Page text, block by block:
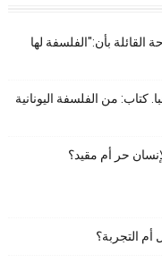
بأن:"الفلسفة لها
من الفلسفة اليونانية
حر أم مقيد؟
أم التجربة؟